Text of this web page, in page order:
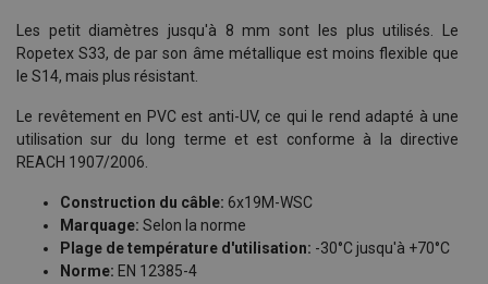
Les petit diamètres jusqu'à 8 mm sont les plus utilisés. Le
Ropetex S33, de par son âme métallique est moins flexible que
le S14, mais plus résistant.
Le revêtement en PVC est anti-UV, ce qui le rend adapté à une
utilisation sur du long terme et est conforme à la directive
REACH 1907/2006.
Construction du câble: 6x19M-WSC
Marquage: Selon la norme
Plage de température d'utilisation: -30°C jusqu'à +70°C
Norme: EN 12385-4